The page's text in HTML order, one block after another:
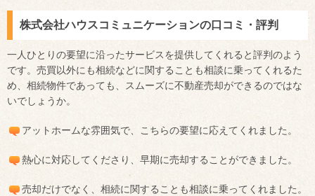
株式会社ハウスコミュニケーションの口コミ・評判
一人ひとりの要望に沿ったサービスを提供してくれると評判のよう
です。売買以外にも相続などに関することも相談に乗ってくれるた
め、相続物件であっても、スムーズに不動産売却ができるのではな
いでしょうか。
アットホームな雰囲気で、こちらの要望に応えてくれました。
熱心に対応してくださり、早期に売却することができました。
売却だけでなく、相続に関することも相談に乗ってくれました。